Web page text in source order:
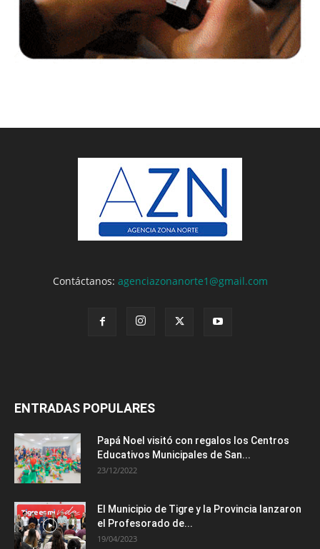
Contáctanos: agenciazonanorte1@gmail.com
ENTRADAS POPULARES
Papá Noel visitó con regalos los Centros
Educativos Municipales de San...
23/12/2022
El Municipio de Tigre y la Provincia lanzaron
el Profesorado de...
19/04/2023